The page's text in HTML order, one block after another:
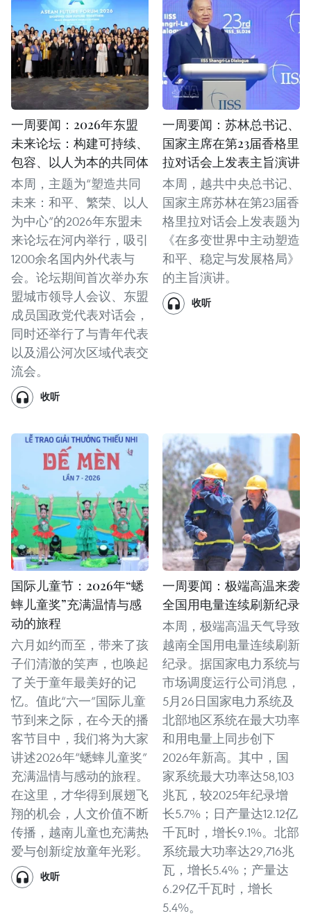
一周要闻：2026年东盟
未来论坛：构建可持续、
包容、以人为本的共同体
本周，主题为“塑造共同
未来：和平、繁荣、以人
为中心”的2026年东盟未
来论坛在河内举行，吸引
1200余名国内外代表与
会。论坛期间首次举办东
盟城市领导人会议、东盟
成员国政党代表对话会，
同时还举行了与青年代表
以及湄公河次区域代表交
流会。
收听
一周要闻：苏林总书记、
国家主席在第23届香格里
拉对话会上发表主旨演讲
本周，越共中央总书记、
国家主席苏林在第23届香
格里拉对话会上发表题为
《在多变世界中主动塑造
和平、稳定与发展格局》
的主旨演讲。
收听
国际儿童节：2026年“蟋
蟀儿童奖”充满温情与感
动的旅程
六月如约而至，带来了孩
子们清澈的笑声，也唤起
了关于童年最美好的记
忆。值此“六一”国际儿童
节到来之际，在今天的播
客节目中，我们将为大家
讲述2026年“蟋蟀儿童奖”
充满温情与感动的旅程。
在这里，才华得到展翅飞
翔的机会，人文价值不断
传播，越南儿童也充满热
爱与创新绽放童年光彩。
收听
一周要闻：极端高温来袭
全国用电量连续刷新纪录
本周，极端高温天气导致
越南全国用电量连续刷新
纪录。据国家电力系统与
市场调度运行公司消息，
5月26日国家电力系统及
北部地区系统在最大功率
和用电量上同步创下
2026年新高。其中，国
家系统最大功率达58,103
兆瓦，较2025年纪录增
长5.7%；日产量达12.12亿
千瓦时，增长9.1%。北部
系统最大功率达29,716兆
瓦，增长5.4%；产量达
6.29亿千瓦时，增长
5.4%。